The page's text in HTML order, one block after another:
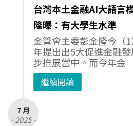
台灣本土金融AI大語言
隆曝：有大學生水準
金管會主委彭金隆今（
年提出出5大促進金融
步推展當中。而今年金
繼續閱讀
7 月
- 2025 -